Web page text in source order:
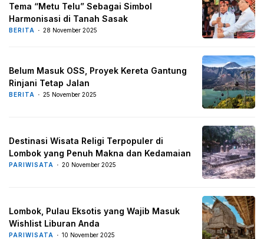
Tema “Metu Telu” Sebagai Simbol
Harmonisasi di Tanah Sasak
BERITA 28 November 2025
Belum Masuk OSS, Proyek Kereta Gantung
Rinjani Tetap Jalan
BERITA 25 November 2025
Destinasi Wisata Religi Terpopuler di
Lombok yang Penuh Makna dan Kedamaian
PARIWISATA 20 November 2025
Lombok, Pulau Eksotis yang Wajib Masuk
Wishlist Liburan Anda
PARIWISATA 10 November 2025